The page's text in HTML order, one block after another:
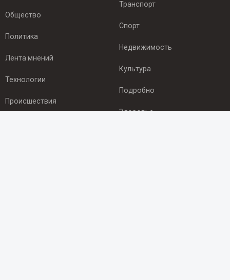
Общество
Политика
Лента мнений
Технологии
Происшествия
Транспорт
Спорт
Недвижимость
Культура
Подробно
Здоровье